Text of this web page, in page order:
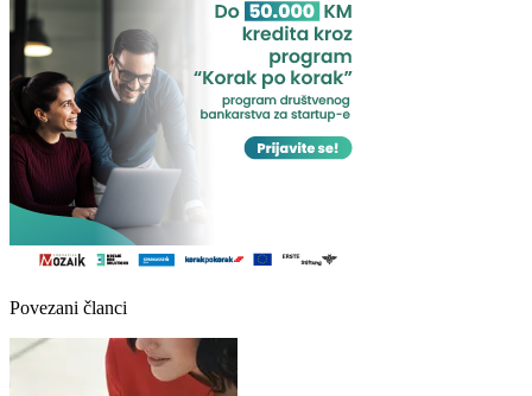
Povezani članci